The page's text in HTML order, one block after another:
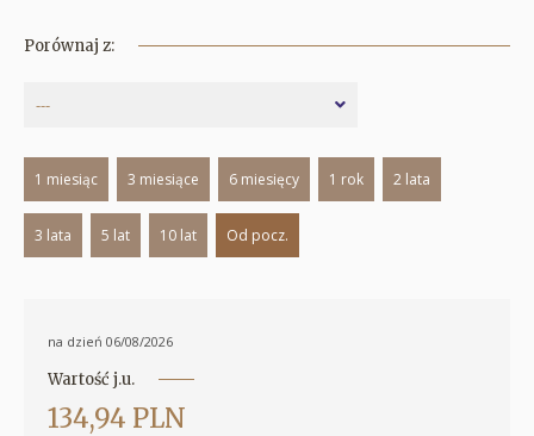
Porównaj z:
---
1 miesiąc 3 miesiące 6 miesięcy 1 rok 2 lata
3 lata 5 lat 10 lat Od pocz.
na dzień 06/08/2026
Wartość j.u.
134,94 PLN